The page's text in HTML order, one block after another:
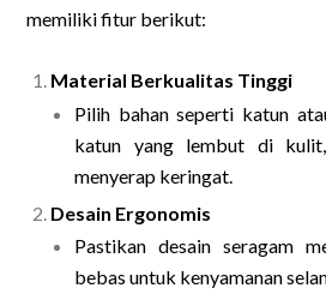
memiliki fitur berikut:
Material Berkualitas Tinggi
Pilih bahan seperti katun
katun yang lembut di
menyerap keringat.
Desain Ergonomis
Pastikan desain seragam
bebas untuk kenyamanan